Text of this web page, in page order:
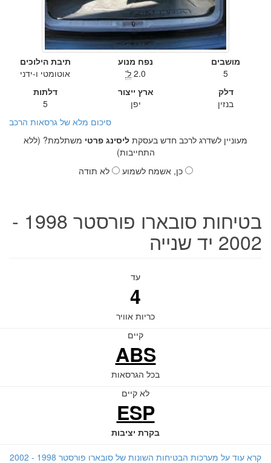
מושבים
5
נפח מנוע
2.0 ל'
תיבת הילוכים
אוטומטי ו-ידני
דלק
בנזין
ארץ ייצור
יפן
דלתות
5
סיכום מלא של גרסאות הרכב
מעוניין לשדרג לרכב חדש בעסקת ליסינג פרטי משתלמת? (ללא
התחייבות)
כן, אשמח לשמוע
לא תודה
בטיחות סובארו פורסטר 1998 -
2002 יד שנייה
עד
4
כריות אוויר
קיים
ABS
בכל הגרסאות
לא קיים
ESP
בקרת יציבות
קרא עוד על מערכות הבטיחות השונות של סובארו פורסטר 1998 - 2002